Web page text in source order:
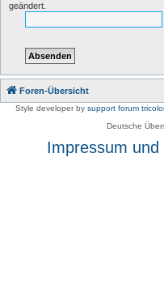
geändert.
Foren-Übersicht
Style developer by support forum
Deutsche
Impressum